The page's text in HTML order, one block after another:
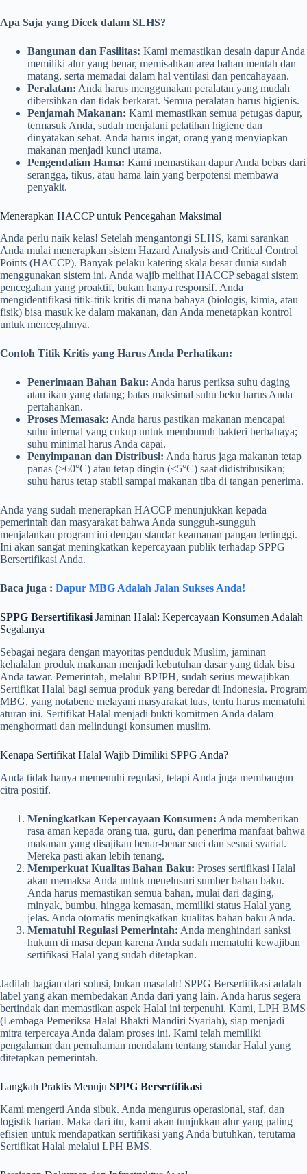
Apa Saja yang Dicek dalam SLHS?
Bangunan dan Fasilitas: Kami memastikan desain dapur Anda
memiliki alur yang benar, memisahkan area bahan mentah dan
matang, serta memadai dalam hal ventilasi dan pencahayaan.
Peralatan: Anda harus menggunakan peralatan yang mudah
dibersihkan dan tidak berkarat. Semua peralatan harus higienis.
Penjamah Makanan: Kami memastikan semua petugas dapur,
termasuk Anda, sudah menjalani pelatihan higiene dan
dinyatakan sehat. Anda harus ingat, orang yang menyiapkan
makanan menjadi kunci utama.
Pengendalian Hama: Kami memastikan dapur Anda bebas dari
serangga, tikus, atau hama lain yang berpotensi membawa
penyakit.
Menerapkan HACCP untuk Pencegahan Maksimal
Anda perlu naik kelas! Setelah mengantongi SLHS, kami sarankan
Anda mulai menerapkan sistem Hazard Analysis and Critical Control
Points (HACCP). Banyak pelaku katering skala besar dunia sudah
menggunakan sistem ini. Anda wajib melihat HACCP sebagai sistem
pencegahan yang proaktif, bukan hanya responsif. Anda
mengidentifikasi titik-titik kritis di mana bahaya (biologis, kimia, atau
fisik) bisa masuk ke dalam makanan, dan Anda menetapkan kontrol
untuk mencegahnya.
Contoh Titik Kritis yang Harus Anda Perhatikan:
Penerimaan Bahan Baku: Anda harus periksa suhu daging
atau ikan yang datang; batas maksimal suhu beku harus Anda
pertahankan.
Proses Memasak: Anda harus pastikan makanan mencapai
suhu internal yang cukup untuk membunuh bakteri berbahaya;
suhu minimal harus Anda capai.
Penyimpanan dan Distribusi: Anda harus jaga makanan tetap
panas (>60°C) atau tetap dingin (<5°C) saat didistribusikan;
suhu harus tetap stabil sampai makanan tiba di tangan penerima.
Anda yang sudah menerapkan HACCP menunjukkan kepada
pemerintah dan masyarakat bahwa Anda sungguh-sungguh
menjalankan program ini dengan standar keamanan pangan tertinggi.
Ini akan sangat meningkatkan kepercayaan publik terhadap SPPG
Bersertifikasi Anda.
Baca juga : Dapur MBG Adalah Jalan Sukses Anda!
SPPG BersertifikasiJaminan Halal: Kepercayaan Konsumen Adalah
Segalanya
Sebagai negara dengan mayoritas penduduk Muslim, jaminan
kehalalan produk makanan menjadi kebutuhan dasar yang tidak bisa
Anda tawar. Pemerintah, melalui BPJPH, sudah serius mewajibkan
Sertifikat Halal bagi semua produk yang beredar di Indonesia. Program
MBG, yang notabene melayani masyarakat luas, tentu harus mematuhi
aturan ini. Sertifikat Halal menjadi bukti komitmen Anda dalam
menghormati dan melindungi konsumen muslim.
Kenapa Sertifikat Halal Wajib Dimiliki SPPG Anda?
Anda tidak hanya memenuhi regulasi, tetapi Anda juga membangun
citra positif.
Meningkatkan Kepercayaan Konsumen: Anda memberikan
rasa aman kepada orang tua, guru, dan penerima manfaat bahwa
makanan yang disajikan benar-benar suci dan sesuai syariat.
Mereka pasti akan lebih tenang.
Memperkuat Kualitas Bahan Baku: Proses sertifikasi Halal
akan memaksa Anda untuk menelusuri sumber bahan baku.
Anda harus memastikan semua bahan, mulai dari daging,
minyak, bumbu, hingga kemasan, memiliki status Halal yang
jelas. Anda otomatis meningkatkan kualitas bahan baku Anda.
Mematuhi Regulasi Pemerintah: Anda menghindari sanksi
hukum di masa depan karena Anda sudah mematuhi kewajiban
sertifikasi Halal yang sudah ditetapkan.
Jadilah bagian dari solusi, bukan masalah! SPPG Bersertifikasi adalah
label yang akan membedakan Anda dari yang lain. Anda harus segera
bertindak dan memastikan aspek Halal ini terpenuhi. Kami, LPH BMS
(Lembaga Pemeriksa Halal Bhakti Mandiri Syariah), siap menjadi
mitra terpercaya Anda dalam proses ini. Kami telah memiliki
pengalaman dan pemahaman mendalam tentang standar Halal yang
ditetapkan pemerintah.
Langkah Praktis Menuju SPPG Bersertifikasi
Kami mengerti Anda sibuk. Anda mengurus operasional, staf, dan
logistik harian. Maka dari itu, kami akan tunjukkan alur yang paling
efisien untuk mendapatkan sertifikasi yang Anda butuhkan, terutama
Sertifikat Halal melalui LPH BMS.